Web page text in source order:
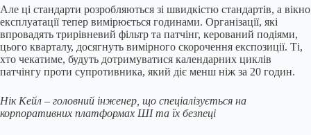
Але ці стандарти розробляються зі швидкістю стандартів, а вікно
експлуатації тепер вимірюється годинами. Організації, які
впровадять трирівневий фільтр та патчінг, керований подіями,
цього кварталу, досягнуть вимірного скорочення експозиції. Ті,
хто чекатиме, будуть дотримуватися календарних циклів
патчінгу проти супротивника, який діє менш ніж за 20 годин.
Нік Кейл – головний інженер, що спеціалізується на
корпоративних платформах ШІ та їх безпеці